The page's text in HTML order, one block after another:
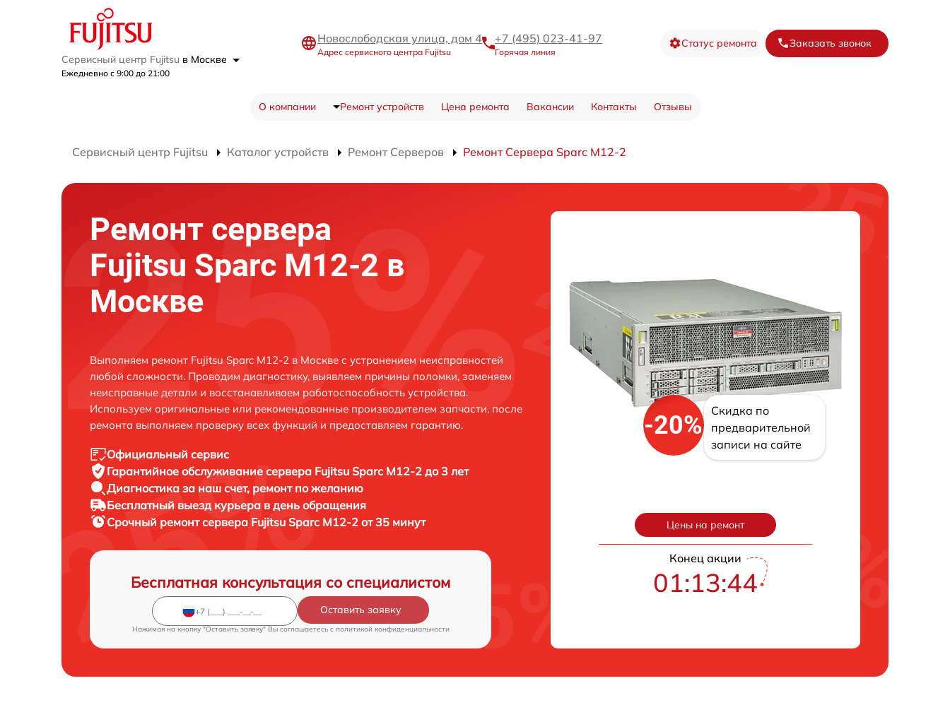
Сервисный центр Fujitsu в Москве
Ежедневно с 9:00 до 21:00
Новослободская улица, дом 4
Адрес сервисного центра Fujitsu
+7 (495) 023-41-97
Горячая линия
Статус ремонта Заказать звонок
О компании Ремонт устройств Цена ремонта Вакансии Контакты Отзывы
Сервисный центр Fujitsu Каталог устройств Ремонт Серверов Ремонт Сервера Sparc M12-2
Ремонт сервера
Fujitsu Sparc M12-2 в
Москве
Выполняем ремонт Fujitsu Sparc M12-2 в Москве с устранением неисправностей
любой сложности. Проводим диагностику, выявляем причины поломки, заменяем
неисправные детали и восстанавливаем работоспособность устройства.
Используем оригинальные или рекомендованные производителем запчасти, после
ремонта выполняем проверку всех функций и предоставляем гарантию.
Официальный сервис
Гарантийное обслуживание сервера Fujitsu Sparc M12-2 до 3 лет
Диагностика за наш счет, ремонт по желанию
Бесплатный выезд курьера в день обращения
Срочный ремонтсервера Fujitsu Sparc M12-2 от 35 минут
Бесплатная консультация со специалистом
Оставить заявку
Нажимая на кнопку "Оставить заявку" Вы соглашаетесь c политикой конфиденциальности
-20%
Скидка по
предварительной
записи на сайте
Цены на ремонт
Конец акции
01:13:43